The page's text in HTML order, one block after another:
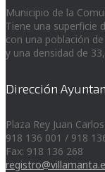
Municipio de la
Tiene una superficie
con una población
y una densidad de
Dirección
Plaza Rey Juan
918 136 001 / 918
Fax: 918 136 268